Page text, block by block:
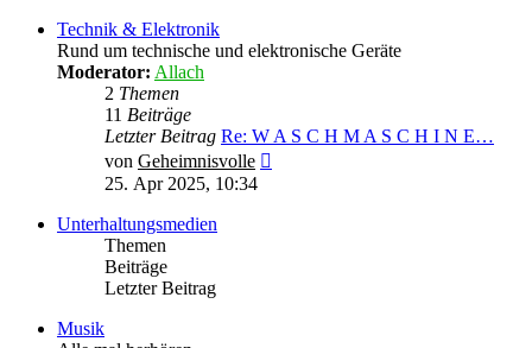
Technik & Elektronik
Rund um technische und elektronische Geräte
Moderator: Allach
2 Themen
11 Beiträge
Letzter Beitrag Re: W A S C H M A S C H I N E…
von Geheimnisvolle
25. Apr 2025, 10:34
Unterhaltungsmedien
Themen
Beiträge
Letzter Beitrag
Musik